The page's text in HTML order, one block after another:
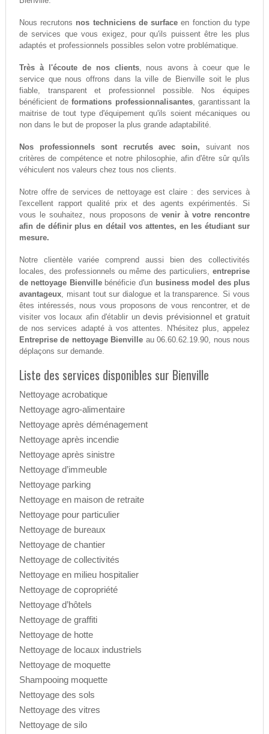
Nous recrutons nos techniciens de surface en fonction du type
de services que vous exigez, pour qu'ils puissent être les plus
adaptés et professionnels possibles selon votre problématique.
Très à l'écoute de nos clients, nous avons à coeur que le
service que nous offrons dans la ville de Bienville soit le plus
fiable, transparent et professionnel possible. Nos équipes
bénéficient deformations professionnalisantes, garantissant la
maitrise de tout type d'équipement qu'ils soient mécaniques ou
non dans le but de proposer la plus grande adaptabilité.
Nos professionnels sont recrutés avec soin, suivant nos
critères de compétence et notre philosophie, afin d'être sûr qu'ils
véhiculent nos valeurs chez tous nos clients.
Notre offre de services de nettoyage est claire : des services à
l'excellent rapport qualité prix et des agents expérimentés. Si
vous le souhaitez, nous proposons devenir à votre rencontre
afin de définir plus en détail vos attentes, en les étudiant sur
mesure.
Notre clientèle variée comprend aussi bien des collectivités
locales, des professionnels ou même des particuliers,entreprise
de nettoyage Bienvillebénéficie d'un business model des plus
avantageux, misant tout sur dialogue et la transparence. Si vous
êtes intéressés, nous vous proposons de vous rencontrer, et de
visiter vos locaux afin d'établir undevis prévisionnel et gratuit
de nos services adapté à vos attentes. N'hésitez plus, appelez
Entreprise de nettoyage Bienville au 06.60.62.19.90, nous nous
déplaçons sur demande.
Liste des services disponibles sur Bienville
Nettoyage acrobatique
Nettoyage agro-alimentaire
Nettoyage après déménagement
Nettoyage après incendie
Nettoyage après sinistre
Nettoyage d’immeuble
Nettoyage parking
Nettoyage en maison de retraite
Nettoyage pour particulier
Nettoyage de bureaux
Nettoyage de chantier
Nettoyage de collectivités
Nettoyage en milieu hospitalier
Nettoyage de copropriété
Nettoyage d’hôtels
Nettoyage de graffiti
Nettoyage de hotte
Nettoyage de locaux industriels
Nettoyage de moquette
Shampooing moquette
Nettoyage des sols
Nettoyage des vitres
Nettoyage de silo